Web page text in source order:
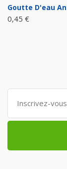
Goutte D'eau
0,45 €